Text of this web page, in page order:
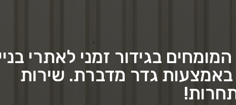
בגידור זמני לאתרי
באמצעות גדר מדברת. שירות